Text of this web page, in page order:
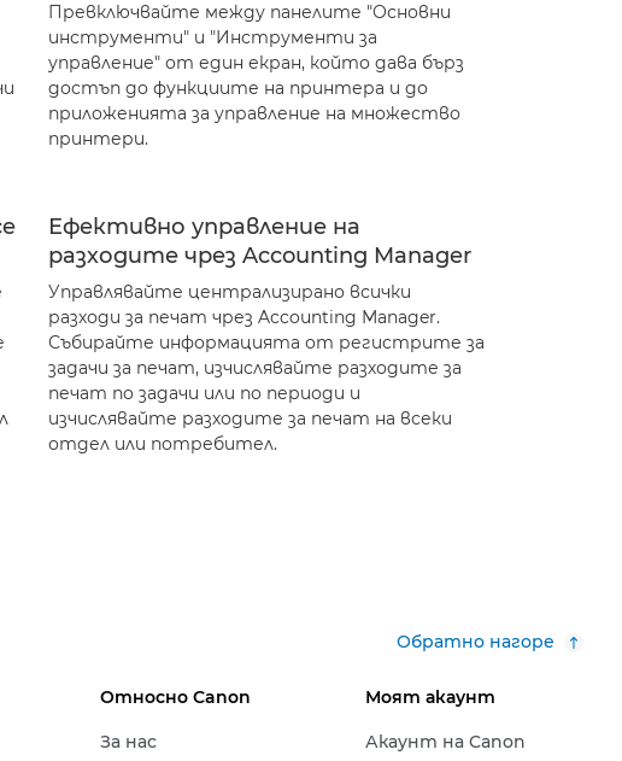
Превключвайте между панелите "Основни
инструменти" и "Инструменти за
управление" от един екран, който дава бърз
достъп до функциите на принтера и до
приложенията за управление на множество
принтери.
Ефективно управление на
разходите чрез Accounting Manager
Управлявайте централизирано всички
разходи за печат чрез Accounting Manager.
Събирайте информацията от регистрите за
задачи за печат, изчислявайте разходите за
печат по задачи или по периоди и
изчислявайте разходите за печат на всеки
отдел или потребител.
Обратно нагоре
Относно Canon
За нас
Моят акаунт
Акаунт на Canon